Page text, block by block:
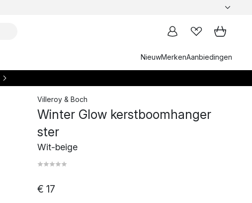
NieuwMerkenAanbiedingen
Villeroy & Boch
Winter Glow kerstboomhanger
ster
Wit-beige
€ 17